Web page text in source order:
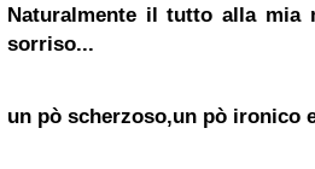
Naturalmente il tutto alla mia
sorriso...
un pò scherzoso,un pò ironico